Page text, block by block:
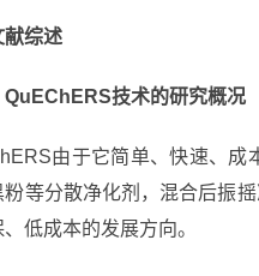
献综述
QuEChERS技术的研究概况
由于它简单、快速、成
粉等分散净化剂，混合后振
低成本的发展方向。